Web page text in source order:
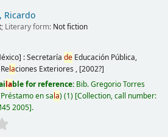
Ricardo
; Literary form: Not fiction
:Secretaría deEducación Pública,
laciones Exteriores , [2002?]
lable for reference: Bib. Gregorio Torres
en sala)(1) Collection, call number:
2005 .